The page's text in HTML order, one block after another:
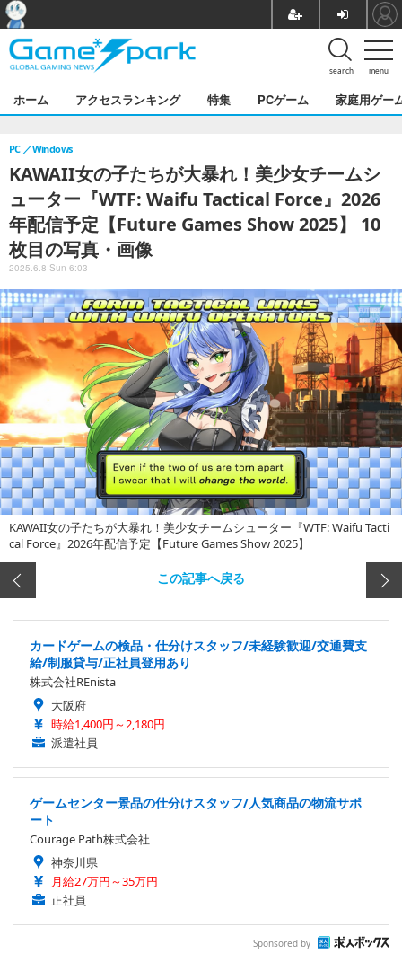
menu
search
ホーム アクセスランキング 特集 PCゲーム 家庭用ゲー
KAWAII女の子たちが大暴れ！美少女チームシ
ューター『WTF: Waifu Tactical Force』2026
年配信予定【Future Games Show 2025】 10
枚目の写真・画像
PC Windows
2025.6.8 Sun 6:03
KAWAII女の子たちが大暴れ！美少女チームシューター『WTF: Waifu Tacti
cal Force』2026年配信予定【Future Games Show 2025】
この記事へ戻る
カードゲームの検品・仕分けスタッフ/未経験歓迎/交通費支
給/制服貸与/正社員登用あり
株式会社REnista
大阪府
時給1,400円～2,180円
派遣社員
ゲームセンター景品の仕分けスタッフ/人気商品の物流サポ
ート
Courage Path株式会社
神奈川県
月給27万円～35万円
正社員
Sponsored by